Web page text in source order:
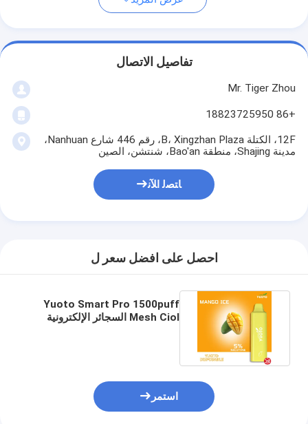
تفاصيل الاتصال
Mr. Tiger Zhou
+86 18823725950
12F، الكتلة B، Xingzhan Plaza، رقم 446 شارع Nanhuan،
مدينة Shajing، منطقة Bao'an، شنتشن، الصين
ﺎﺘﺼﻟ ﺍﻶﻧ
احصل على افضل سعر ل
Yuoto Smart Pro 1500puff
Mesh Ciol السجائر الإلكترونية
استمر